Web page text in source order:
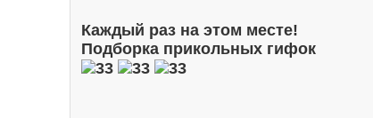
Каждый раз на этом месте!
Подборка прикольных гифок